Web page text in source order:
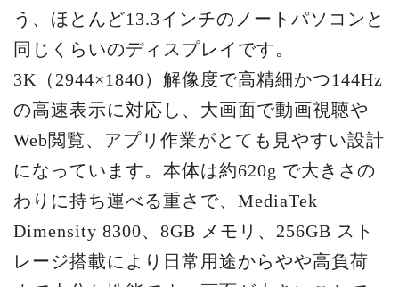
う、ほとんど13.3インチのノートパソコンと
同じくらいのディスプレイです。
3K（2944×1840）解像度で高精細かつ144Hz
の高速表示に対応し、大画面で動画視聴や
Web閲覧、アプリ作業がとても見やすい設計
になっています。本体は約620g で大きさの
わりに持ち運べる重さで、MediaTek
Dimensity 8300、8GB メモリ、256GB スト
レージ搭載により日常用途からやや高負荷